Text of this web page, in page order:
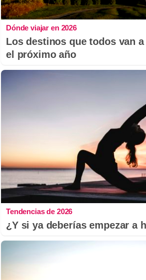
Dónde viajar en 2026
Los destinos que todos van
el próximo año
Tendencias de 2026
¿Y si ya deberías empezar a